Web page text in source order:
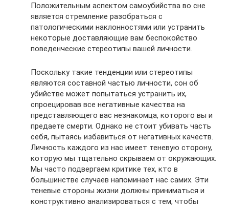
Положительным аспектом самоубийства во сне
является стремление разобраться с
патологическими наклонностями или устранить
некоторые доставляющие вам беспокойство
поведенческие стереотипы вашей личности.
Поскольку такие тенденции или стереотипы
являются составной частью личности, сон об
убийстве может попытаться устранить их,
спроецировав все негативные качества на
представляющего вас незнакомца, которого вы и
предаете смерти. Однако не стоит убивать часть
себя, пытаясь избавиться от негативных качеств.
Личность каждого из нас имеет теневую сторону,
которую мы тщательно скрываем от окружающих.
Мы часто подвергаем критике тех, кто в
большинстве случаев напоминает нас самих. Эти
теневые стороны жизни должны приниматься и
конструктивно анализироваться с тем, чтобы